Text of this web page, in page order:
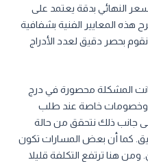
النهائي بدقة يعتمد على
المعايير الفنية بشفافية
نقوم بحصر دقيق لعدد الأدراج
كانت المشكلة محصورة في درج
وخصومات خاصة عند طلب
جانب ذلك نتحقق من حالة
كما أن بعض المسارات تكون
ومن هنا ترتفع التكلفة قليلا